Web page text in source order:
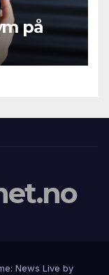
på
News Live by